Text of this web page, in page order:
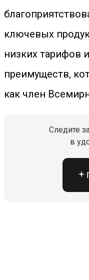
ключевых
низких тарифов
преимуществ,
как член
Следите
в